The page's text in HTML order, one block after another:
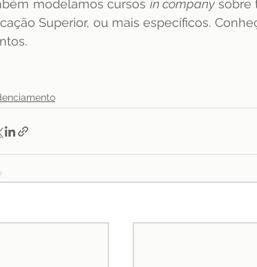
modelamos cursos in company sobre
Superior, ou mais específicos.